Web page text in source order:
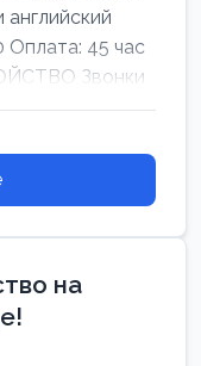
Оплата: 45 час
Звонки
на